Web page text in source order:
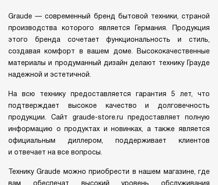
Graude — современный бренд бытовой техники, страной
производства которого является Германия. Продукция
этого бренда сочетает функциональность и стиль,
создавая комфорт в вашем доме. Высококачественные
материалы и продуманный дизайн делают технику Грауде
надежной и эстетичной.
На всю технику предоставляется гарантия 5 лет, что
подтверждает высокое качество и долговечность
продукции. Сайт graude-store.ru предоставляет полную
информацию о продуктах и новинках, а также является
официальным диллером, поддерживает клиентов
и отвечает на все вопросы.
Технику Graude можно приобрести в нашем магазине, где
вам обеспечат высокий уровень обслуживания